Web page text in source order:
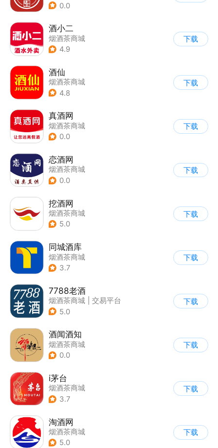
0.0
酒小二
烟酒茶商城
4.9
下载
酒仙
烟酒茶商城
4.8
下载
真酒网
烟酒茶商城
0.0
下载
恋酒网
烟酒茶商城
0.0
下载
挖酒网
烟酒茶商城
5.0
下载
同城酒库
烟酒茶商城
3.7
下载
7788老酒
烟酒茶商城
交易平台
5.0
下载
酒闻酒知
烟酒茶商城
0.0
下载
i茅台
烟酒茶商城
3.7
下载
淘酒网
烟酒茶商城
5.0
下载